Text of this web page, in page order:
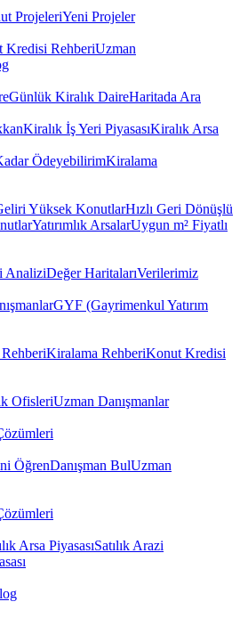
ProjeleriYeni Projeler
Kredisi RehberiUzman
Günlük Kiralık DaireHaritada Ara
Kiralık İş Yeri PiyasasıKiralık Arsa
ÖdeyebilirimKiralama
Yüksek KonutlarHızlı Geri Dönüşlü
Yatırımlık ArsalarUygun m² Fiyatlı
AnaliziDeğer HaritalarıVerilerimiz
GYF (Gayrimenkul Yatırım
RehberiKiralama RehberiKonut Kredisi
OfisleriUzman Danışmanlar
ÖğrenDanışman BulUzman
Arsa PiyasasıSatılık Arazi